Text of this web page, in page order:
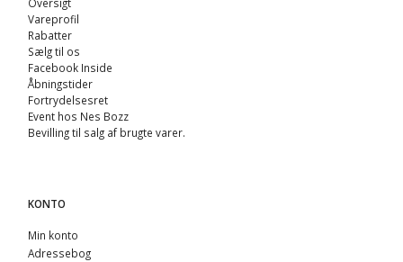
Vareprofil
Rabatter
Sælg til os
Facebook Inside
Åbningstider
Fortrydelsesret
Event hos Nes Bozz
Bevilling til salg af brugte varer.
KONTO
Min konto
Adressebog